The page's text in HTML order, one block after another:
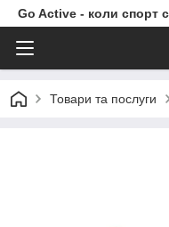
Go Active - коли спорт
Товари та послуги